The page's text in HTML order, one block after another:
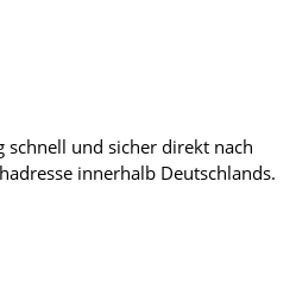
schnell und sicher direkt nach
innerhalb Deutschlands.